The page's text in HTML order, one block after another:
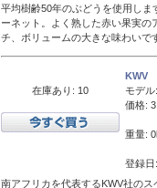
平均樹齢50年のぶどうを使用し
ーネット。よく熟した赤い果実
チ、ボリュームの大きな味わいで
在庫あり: 10
KWV
モデル:
価格:
重量:
登録
南アフリカを代表するKWV社の